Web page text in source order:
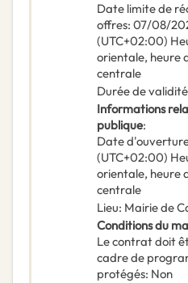
Date limite de
offres: 07/08/
(UTC+02:00)
orientale, heure
centrale
Durée de
Informations
publique:
Date
(UTC+02:00)
orientale, heure
centrale
Lieu: Mairie de
Conditions du
Le contrat doit
cadre de
protégés: Non